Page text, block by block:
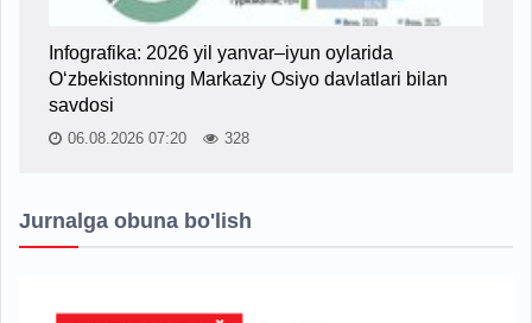
Infografika: 2026 yil yanvar–iyun oylarida
O‘zbekistonning Markaziy Osiyo davlatlari bilan
savdosi
06.08.2026 07:20 328
Jurnalga obuna bo'lish